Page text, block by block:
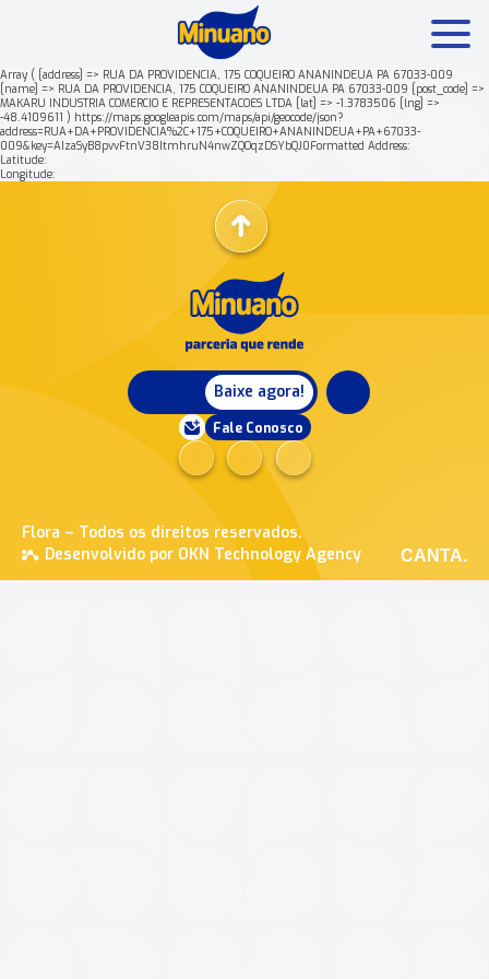
Array ( [address] => RUA DA PROVIDENCIA, 175 COQUEIRO ANANINDEUA PA 67033-009
[name] => RUA DA PROVIDENCIA, 175 COQUEIRO ANANINDEUA PA 67033-009 [post_code] =>
MAKARU INDUSTRIA COMERCIO E REPRESENTACOES LTDA [lat] => -1.3783506 [lng] =>
-48.4109611 ) https://maps.googleapis.com/maps/api/geocode/json?
address=RUA+DA+PROVIDENCIA%2C+175+COQUEIRO+ANANINDEUA+PA+67033-
009&key=AIzaSyB8pvvFtnV38ItmhruN4nwZQOqzDSYbQJ0Formatted Address:
Latitude:
Longitude:
Baixe agora!
Fale Conosco
Flora – Todos os direitos reservados.
Desenvolvido por OKN Technology Agency
CANTA.
Mais buscados: Produtos Minuano Rende +
Nossa história